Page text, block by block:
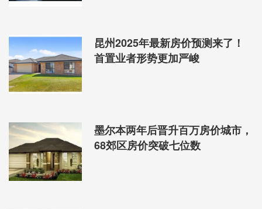
悉尼华人区公寓5年涨跌幅排名（数据来源：Domain）
昆州2025年最新房价预测来了！
首置业者形势更加严峻
墨尔本两年后晋升百万房价城市，
68郊区房价突破七位数